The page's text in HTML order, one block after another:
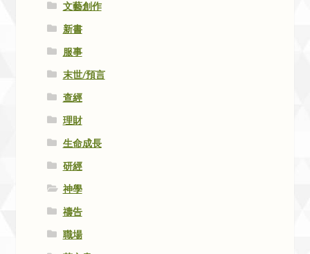
文藝創作
新書
服事
末世/預言
查經
理財
生命成長
研經
神學
禱告
職場